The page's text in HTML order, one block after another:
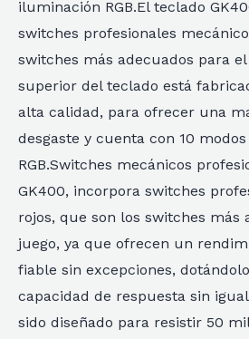
iluminación RGB.El teclado
switches profesionales
switches más adecuados para
superior del teclado está
alta calidad, para ofrecer una
desgaste y cuenta con 10
RGB.Switches mecánicos
GK400, incorpora switches
rojos, que son los switches más
juego, ya que ofrecen un
fiable sin excepciones,
capacidad de respuesta sin
sido diseñado para resistir 50